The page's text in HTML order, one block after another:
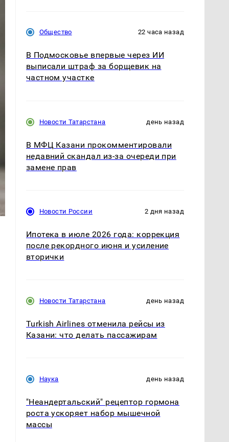
Общество 22 часа назад
В Подмосковье впервые через ИИ
выписали штраф за борщевик на
частном участке
Новости Татарстана день назад
В МФЦ Казани прокомментировали
недавний скандал из-за очереди при
замене прав
Новости России 2 дня назад
Ипотека в июле 2026 года: коррекция
после рекордного июня и усиление
вторички
Новости Татарстана день назад
Turkish Airlines отменила рейсы из
Казани: что делать пассажирам
Наука день назад
"Неандертальский" рецептор гормона
роста ускоряет набор мышечной
массы